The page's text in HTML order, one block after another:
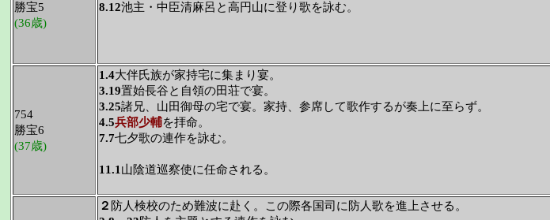
勝宝5
(36歳)
8.12池主・中臣清麻呂と高円山に登り歌を詠む。
754
勝宝6
(37歳)
1.4大伴氏族が家持宅に集まり宴。
3.19置始長谷と自領の田荘で宴。
3.25諸兄、山田御母の宅で宴。家持、参席して歌作するが奏上に至らず。
4.5兵部少輔を拝命。
7.7七夕歌の連作を詠む。
11.1 山陰道巡察使に任命される。
２ 防人検校のため難波に赴く。この際各国司に防人歌を進上させる。